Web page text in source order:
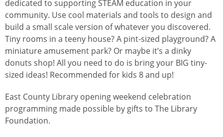
dedicated to supporting STEAM education in your
community. Use cool materials and tools to design and
build a small scale version of whatever you discovered.
Tiny rooms in a teeny house? A pint-sized playground? A
miniature amusement park? Or maybe it’s a dinky
donuts shop! All you need to do is bring your BIG tiny-
sized ideas! Recommended for kids 8 and up!
East County Library opening weekend celebration
programming made possible by gifts to The Library
Foundation.